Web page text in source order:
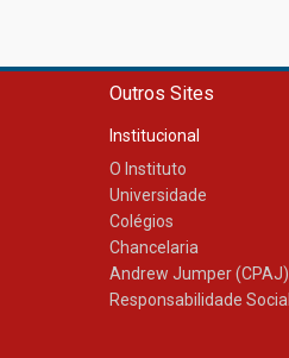
Outros Sites
Institucional
O Instituto
Universidade
Colégios
Chancelaria
Andrew Jumper (CPAJ)
Responsabilidade Social